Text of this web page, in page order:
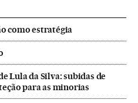
como estratégia
Lula da Silva: subidas de
para as minorias